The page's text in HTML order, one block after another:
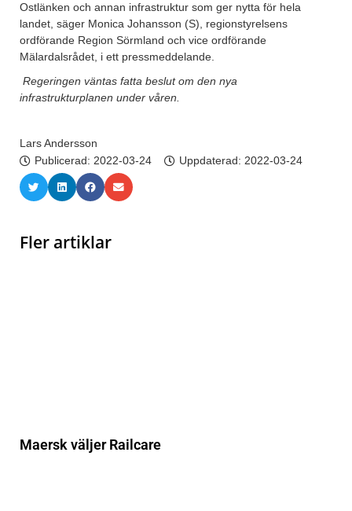
Ostlänken och annan infrastruktur som ger nytta för hela
landet, säger Monica Johansson (S), regionstyrelsens
ordförande Region Sörmland och vice ordförande
Mälardalsrådet, i ett pressmeddelande.
Regeringen väntas fatta beslut om den nya
infrastrukturplanen under våren.
Lars Andersson
Publicerad: 2022-03-24 Uppdaterad: 2022-03-24
Fler artiklar
Maersk väljer Railcare